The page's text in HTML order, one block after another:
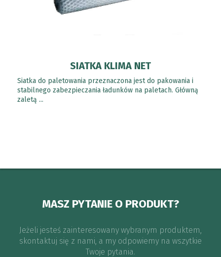
SIATKA KLIMA NET
Siatka do paletowania przeznaczona jest do pakowania i
stabilnego zabezpieczania ładunków na paletach. Główną
zaletą ...
MASZ PYTANIE O PRODUKT?
Jeżeli jesteś zainteresowany wybranym produktem,
skontaktuj się z nami, a my odpowiemy na wszytkie
Twoje pytania.